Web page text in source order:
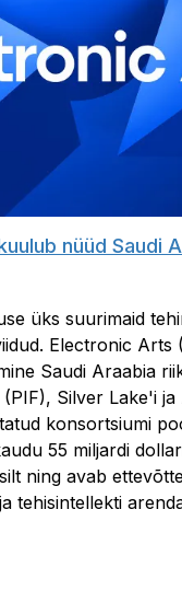
nüüd Saudi
üks suurimaid
Electronic Arts
Saudi Araabia
Silver Lake'i
konsortsiumi
55 miljardi
ning avab
tehisintellekti